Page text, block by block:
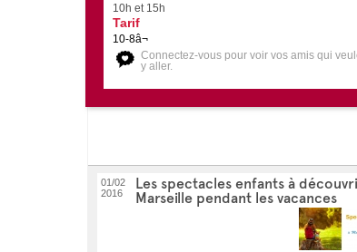
10h et 15h
Tarif
10-8â¬
Connectez-vous pour voir vos amis qui
y aller.
01/02
2016
Les spectacles enfants à
Marseille pendant les vacances